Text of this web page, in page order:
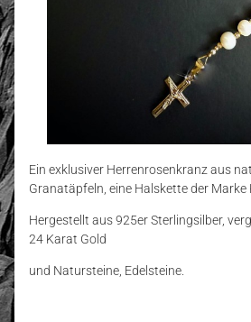
Ein exklusiver Herrenrosenkranz aus
Granatäpfeln, eine Halskette der Marke
Hergestellt aus 925er Sterlingsilber,
24 Karat Gold
und Natursteine, Edelsteine.